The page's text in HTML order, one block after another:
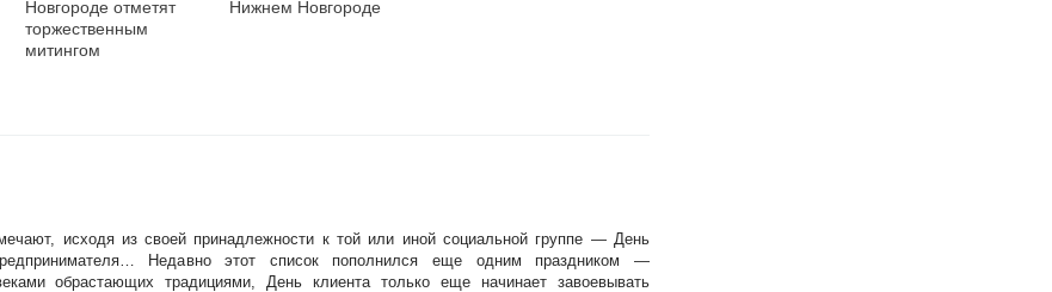
Новгороде отметят
торжественным
митингом
Нижнем Новгороде
исходя из своей принадлежности к той или иной социальной группе — День
Недавно этот список пополнился еще одним праздником —
обрастающих традициями, День клиента только еще начинает завоевывать